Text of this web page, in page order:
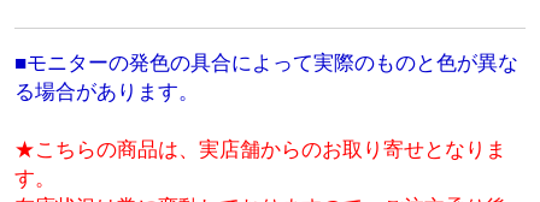
■モニターの発色の具合によって実際のものと色が異な
る場合があります。
★こちらの商品は、実店舗からのお取り寄せとなりま
す。